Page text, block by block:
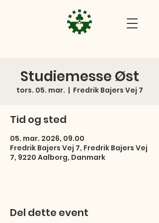
Studiemesse Øst
tors. 05. mar.
  |
Fredrik Bajers Vej 7
Tid og sted
05. mar. 2026, 09.00
Fredrik Bajers Vej 7, Fredrik Bajers Vej
7, 9220 Aalborg, Danmark
Del dette event